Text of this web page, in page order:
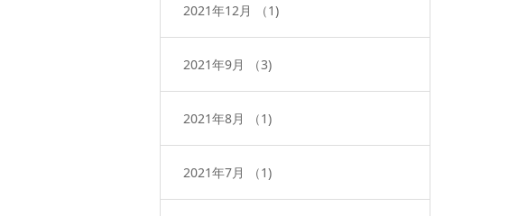
2021年12月 （1)
2021年9月 （3)
2021年8月 （1)
2021年7月 （1)